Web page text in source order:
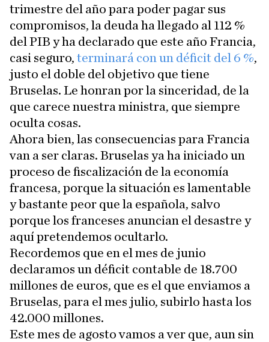
trimestre del año para poder pagar sus
compromisos, la deuda ha llegado al 112 %
del PIB y ha declarado que este año Francia,
casi seguro, terminará con un déficit del 6 %,
justo el doble del objetivo que tiene
Bruselas. Le honran por la sinceridad, de la
que carece nuestra ministra, que siempre
oculta cosas.
Ahora bien, las consecuencias para Francia
van a ser claras. Bruselas ya ha iniciado un
proceso de fiscalización de la economía
francesa, porque la situación es lamentable
y bastante peor que la española, salvo
porque los franceses anuncian el desastre y
aquí pretendemos ocultarlo.
Recordemos que en el mes de junio
declaramos un déficit contable de 18.700
millones de euros, que es el que enviamos a
Bruselas, para el mes julio, subirlo hasta los
42.000 millones.
Este mes de agosto vamos a ver que, aun sin